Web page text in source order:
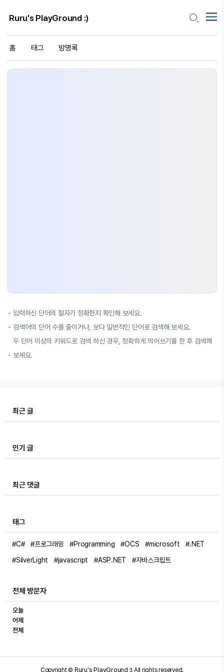
Ruru's PlayGround :)
홈 태그 방명록
입력하신 단어의 철자가 정확한지 확인해 보세요.
검색어의 단어 수를 줄이거나, 보다 일반적인 단어로 검색해 보세요.
두 단어 이상의 키워드로 검색 하신 경우, 정확하게 띄어쓰기를 한 후 검색해
보세요.
최근 글
인기 글
최근 댓글
태그
#C# #프로그래밍 #Programming #OCS #microsoft
#.NET
#SilverLight
#javascript #ASP.NET #자바스크립트
전체 방문자
오늘
어제
전체
Copyright © Ruru's PlayGround :) All rights reserved.